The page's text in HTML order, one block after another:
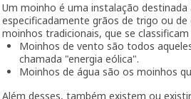
Um moinho é uma instalação
especificadamente grãos de trigo ou
moinhos tradicionais, que se
Moinhos de vento são todos
chamada "energia eólica".
Moinhos de água são os moinhos
Além desses, também existem ou